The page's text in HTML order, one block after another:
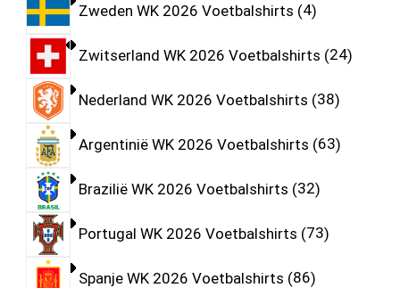
Zweden WK 2026 Voetbalshirts 4
Zwitserland WK 2026 Voetbalshirts 24
Nederland WK 2026 Voetbalshirts 38
Argentinië WK 2026 Voetbalshirts 63
Brazilië WK 2026 Voetbalshirts 32
Portugal WK 2026 Voetbalshirts 73
Spanje WK 2026 Voetbalshirts 86